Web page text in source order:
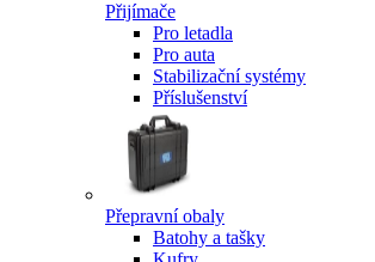
Přijímače
Pro letadla
Pro auta
Stabilizační systémy
Příslušenství
Přepravní obaly
Batohy a tašky